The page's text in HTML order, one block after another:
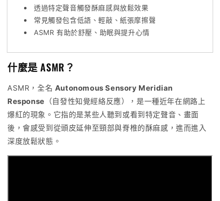
透過特定聲音觸發酥麻感與放鬆效果
常見觸發包含低語、輕敲、紙張摩擦聲
ASMR 有助於舒壓、助眠與提升心情
什麼是 ASMR？
ASMR，全名 Autonomous Sensory Meridian
Response （自發性知覺經絡反應），是一種近年在網路上
爆紅的現象。它指的是某些人聽到或看到特定聲音、畫面
後，會感受到從頭皮延伸至頸部與脊椎的酥麻感，進而進入
深度放鬆狀態。